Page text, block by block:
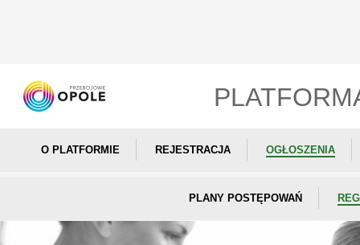
O PLATFORMIE REJESTRACJA OGŁOSZENIA
PLANY POSTĘPOWAŃ